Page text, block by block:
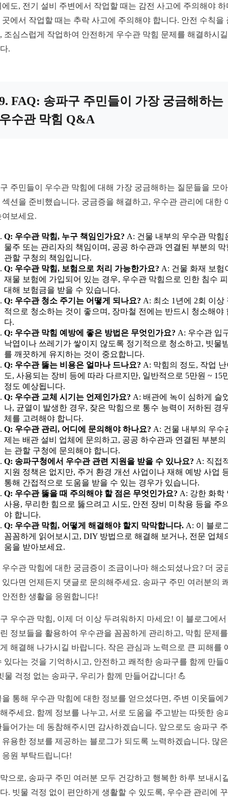
에도, 전기 설비 주변에서 작업할 때는 감전 사고에 주의해야 하
곳에서 작업할 때는 추락 사고에 주의해야 합니다. 안전 수칙을
조심스럽게 작업하여 안전하게 우수관 막힘 문제를 해결하시
.
FAQ: 송파구 주민들이 가장 궁금해하는
수관 막힘 Q&A
주민들이 우수관 막힘에 대해 가장 궁금해하는 질문들을 모아
섹션을 준비했습니다. 궁금증을 해결하고, 우수관 관리에 대한
여보세요.
Q: 우수관 막힘, 누구 책임인가요? A: 건물 내부의 우수관 막힘
물주 또는 관리자의 책임이며, 공공 하수관과 연결된 부분의 막
관할 구청의 책임입니다.
Q: 우수관 막힘, 보험으로 처리 가능한가요? A: 건물 화재 보험
재물 보험에 가입되어 있는 경우, 우수관 막힘으로 인한 침수
대해 보험금을 받을 수 있습니다.
Q: 우수관 청소 주기는 어떻게 되나요? A: 최소 1년에 2회 이상
적으로 청소하는 것이 좋으며, 장마철 전에는 반드시 청소해야
다.
Q: 우수관 막힘 예방에 좋은 방법은 무엇인가요? A: 우수관 입
낙엽이나 쓰레기가 쌓이지 않도록 정기적으로 청소하고, 빗물
를 깨끗하게 유지하는 것이 중요합니다.
Q: 우수관 뚫는 비용은 얼마나 드나요? A: 막힘의 정도, 작업
도, 사용되는 장비 등에 따라 다르지만, 일반적으로 5만원 ~ 15
정도 예상됩니다.
Q: 우수관 교체 시기는 언제인가요? A: 배관에 녹이 심하게 슬
나, 균열이 발생한 경우, 잦은 막힘으로 통수 능력이 저하된 경
체를 고려해야 합니다.
Q: 우수관 관리, 어디에 문의해야 하나요? A: 건물 내부의 우수
제는 배관 설비 업체에 문의하고, 공공 하수관과 연결된 부분의
는 관할 구청에 문의해야 합니다.
Q: 송파구청에서 우수관 관련 지원을 받을 수 있나요? A: 직접
지원 정책은 없지만, 주거 환경 개선 사업이나 재해 예방 사업
통해 간접적으로 도움을 받을 수 있는 경우가 있습니다.
Q: 우수관 뚫을 때 주의해야 할 점은 무엇인가요? A: 강한 화학
사용, 무리한 힘으로 뚫으려고 시도, 안전 장비 미착용 등을 주
야 합니다.
Q: 우수관 막힘, 어떻게 해결해야 할지 막막합니다. A: 이 블로
꼼꼼하게 읽어보시고, DIY 방법으로 해결해 보거나, 전문 업체
움을 받아보세요.
우수관 막힘에 대한 궁금증이 조금이나마 해소되셨나요? 더 궁
있다면 언제든지 댓글로 문의해주세요. 송파구 주민 여러분의
안전한 생활을 응원합니다!
우수관 막힘, 이제 더 이상 두려워하지 마세요! 이 블로그에서
정보들을 활용하여 우수관을 꼼꼼하게 관리하고, 막힘 문제
해결해 나가시길 바랍니다. 작은 관심과 노력으로 큰 피해를
있다는 것을 기억하시고, 안전하고 쾌적한 송파구를 함께 만들
물 걱정 없는 송파구, 우리가 함께 만들어갑니다! 💪
을 통해 우수관 막힘에 대한 정보를 얻으셨다면, 주변 이웃들에
주세요. 함께 정보를 나누고, 서로 도움을 주고받는 따뜻한 송
들어가는 데 동참해주시면 감사하겠습니다. 앞으로도 송파구
유용한 정보를 제공하는 블로그가 되도록 노력하겠습니다. 많
응원 부탁드립니다!
으로, 송파구 주민 여러분 모두 건강하고 행복한 하루 보내시
. 빗물 걱정 없이 편안하게 생활할 수 있도록, 우수관 관리에